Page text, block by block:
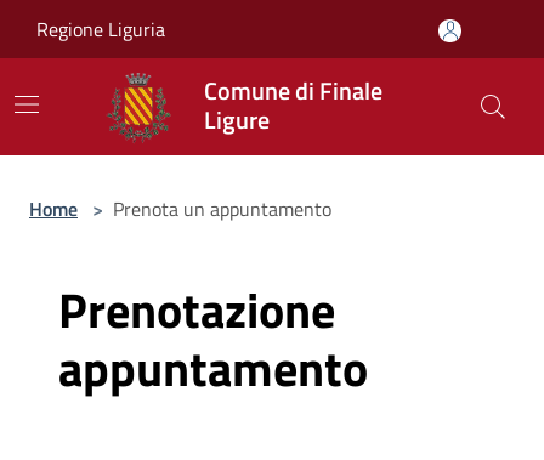
Regione Liguria
Comune di Finale
Ligure
Home > Prenota un appuntamento
Prenotazione
appuntamento